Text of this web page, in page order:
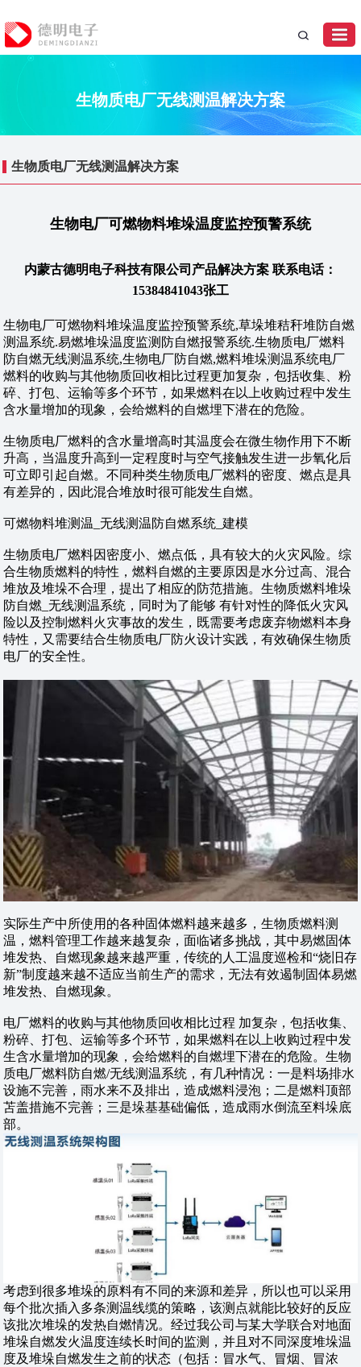
生物质电厂无线测温解决方案
生物质电厂无线测温解决方案
生物电厂可燃物料堆垛温度监控预警系统
内蒙古德明电子科技有限公司产品解决方案 联系电话：
15384841043张工
生物电厂可燃物料堆垛温度监控预警系统,草垛堆秸秆堆防自燃
测温系统.易燃堆垛温度监测防自燃报警系统.生物质电厂燃料
防自燃无线测温系统,生物电厂防自燃,燃料堆垛测温系统电厂
燃料的收购与其他物质回收相比过程更加复杂，包括收集、粉
碎、打包、运输等多个环节，如果燃料在以上收购过程中发生
含水量增加的现象，会给燃料的自燃埋下潜在的危险。
生物质电厂燃料的含水量增高时其温度会在微生物作用下不断
升高，当温度升高到一定程度时与空气接触发生进一步氧化后
可立即引起自燃。不同种类生物质电厂燃料的密度、燃点是具
有差异的，因此混合堆放时很可能发生自燃。
可燃物料堆测温_无线测温防自燃系统_建模
生物质电厂燃料因密度小、燃点低，具有较大的火灾风险。综
合生物质燃料的特性，燃料自燃的主要原因是水分过高、混合
堆放及堆垛不合理，提出了相应的防范措施。生物质燃料堆垛
防自燃_无线测温系统，同时为了能够 有针对性的降低火灾风
险以及控制燃料火灾事故的发生，既需要考虑废弃物燃料本身
特性，又需要结合生物质电厂防火设计实践，有效确保生物质
电厂的安全性。
实际生产中所使用的各种固体燃料越来越多，生物质燃料测
温，燃料管理工作越来越复杂，面临诸多挑战，其中易燃固体
堆发热、自燃现象越来越严重，传统的人工温度巡检和“烧旧存
新”制度越来越不适应当前生产的需求，无法有效遏制固体易燃
堆发热、自燃现象。
电厂燃料的收购与其他物质回收相比过程 加复杂，包括收集、
粉碎、打包、运输等多个环节，如果燃料在以上收购过程中发
生含水量增加的现象，会给燃料的自燃埋下潜在的危险。生物
质电厂燃料防自燃/无线测温系统，有几种情况：一是料场排水
设施不完善，雨水来不及排出，造成燃料浸泡；二是燃料顶部
苫盖措施不完善；三是垛基基础偏低，造成雨水倒流至料垛底
部。
考虑到很多堆垛的原料有不同的来源和差异，所以也可以采用
每个批次插入多条测温线缆的策略，该测点就能比较好的反应
该批次堆垛的发热自燃情况。经过我公司与某大学联合对地面
堆垛自燃发火温度连续长时间的监测，并且对不同深度堆垛温
度及堆垛自燃发生之前的状态（包括：冒水气、冒烟、冒浓